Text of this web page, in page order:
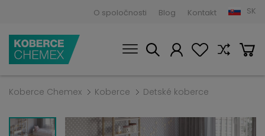
O spoločnosti Blog Kontakt SK
Koberce Chemex Koberce Detské koberce